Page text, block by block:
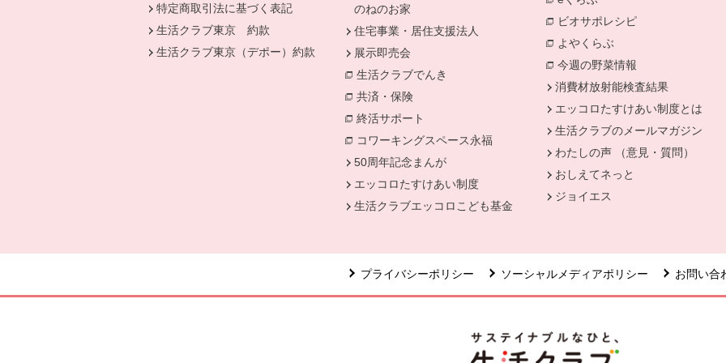
特定商取引法に基づく表記
生活クラブ東京 約款
生活クラブ東京（デポー）約款
のねのお家
住宅事業・居住支援法人
展示即売会
生活クラブでんき
別のウィンドウで開きます。
共済・保険 別のウィンドウで開きます。
終活サポート
別のウィンドウで開きます。
コワーキングスペース永福 別のウィンドウで開きます。
50周年記念まんが
エッコロたすけあい制度
生活クラブエッコロこども基金
ビオサポレシピ
よやくらぶ
今週の野菜情報
消費材放射能検査結果
エッコロたすけあい制度とは
生活クラブのメールマガジン
わたしの声 （意見・質問）
おしえてネっと
ジョイエス
プライバシーポリシー ソーシャルメディアポリシー お問い合